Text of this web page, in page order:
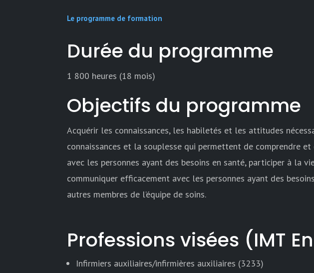
Le programme de formation
Durée du programme
1 800 heures (18 mois)
Objectifs du programme
Acquérir les connaissances, les habiletés et les attitudes
connaissances et la souplesse qui permettent de comprendre
avec les personnes ayant des besoins en santé, participer à la
communiquer efficacement avec les personnes ayant des
autres membres de l’équipe de soins.
Professions visées (IMT
Infirmiers auxiliaires/infirmières auxiliaires (3233)